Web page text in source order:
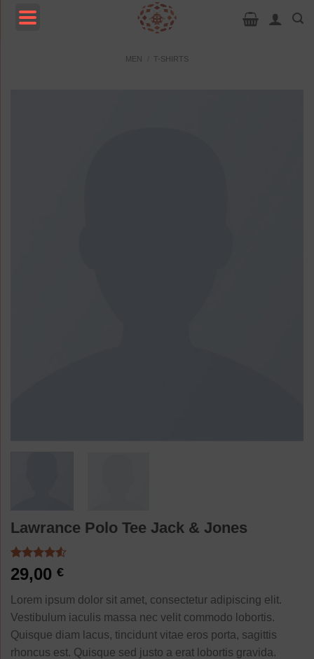
Passer
MEN T-SHIRTS
Lawrance Polo Tee Jack & Jones
Noté4.50
sur 5 basé
2
notations
client
29,00 €
Lorem ipsum dolor sit amet, consectetur adipiscing elit.
Vestibulum iaculis massa nec velit commodo lobortis.
Quisque diam lacus, tincidunt vitae eros porta, sagittis
rhoncus est. Quisque sed justo a erat lobortis gravida.